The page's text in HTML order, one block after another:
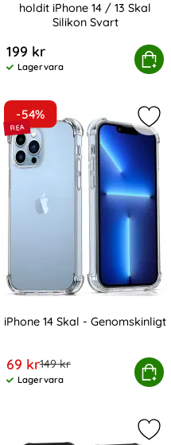
Bright Pink
holdit iPhone 14 / 13 Skal
Silikon Svart
199 kr
Tillgänglighet:
Lagervara
Köp
holdit iPhone 14 / 13
Pacific Blue
holdit iPhone 14 / 13 Skal
-54%
iPhone 14 Skal - Genomskinligt
rea pris
69 krtidigare pris
149 kr
Tillgänglighet:
Lagervara
Köp
iPhone 14 Skal -
tech-Protect iPhone 14 /